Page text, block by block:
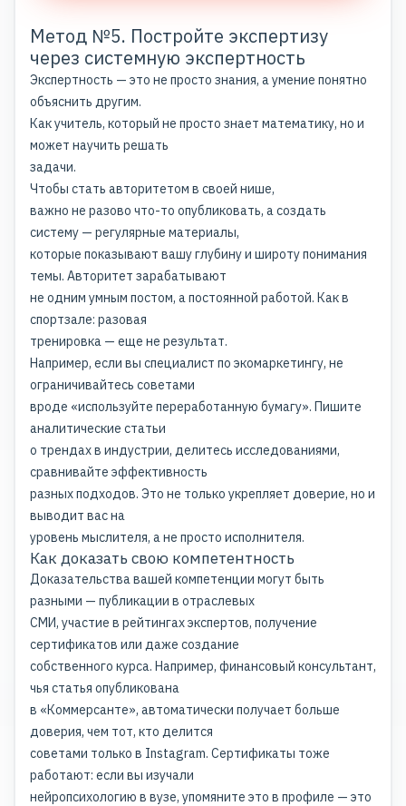
Метод №5. Постройте экспертизу
через системную экспертность
Экспертность — это не просто знания, а умение понятно
объяснить другим.
Как учитель, который не просто знает математику, но и
может научить решать
задачи.
Чтобы стать авторитетом в своей нише,
важно не разово что-то опубликовать, а создать
систему — регулярные материалы,
которые показывают вашу глубину и широту понимания
темы. Авторитет зарабатывают
не одним умным постом, а постоянной работой. Как в
спортзале: разовая
тренировка — еще не результат.
Например, если вы специалист по экомаркетингу, не
ограничивайтесь советами
вроде «используйте переработанную бумагу». Пишите
аналитические статьи
о трендах в индустрии, делитесь исследованиями,
сравнивайте эффективность
разных подходов. Это не только укрепляет доверие, но и
выводит вас на
уровень мыслителя, а не просто исполнителя.
Как доказать свою компетентность
Доказательства вашей компетенции могут быть
разными — публикации в отраслевых
СМИ, участие в рейтингах экспертов, получение
сертификатов или даже создание
собственного курса. Например, финансовый консультант,
чья статья опубликована
в «Коммерсанте», автоматически получает больше
доверия, чем тот, кто делится
советами только в Instagram. Сертификаты тоже
работают: если вы изучали
нейропсихологию в вузе, упомяните это в профиле — это